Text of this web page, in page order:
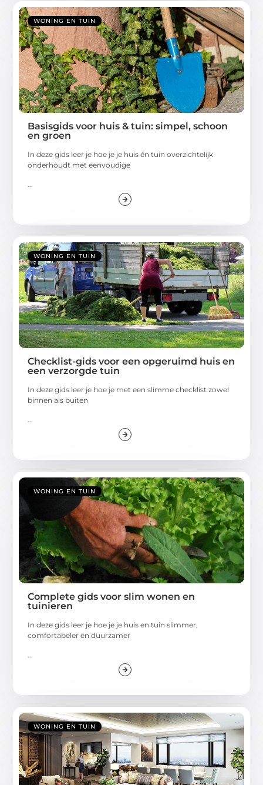
WONING EN TUIN
Basisgids voor huis & tuin: simpel, schoon
en groen
In deze gids leer je hoe je je huis én tuin overzichtelijk
onderhoudt met eenvoudige
WONING EN TUIN
Checklist-gids voor een opgeruimd huis en
een verzorgde tuin
In deze gids leer je hoe je met een slimme checklist zowel
binnen als buiten
WONING EN TUIN
Complete gids voor slim wonen en
tuinieren
In deze gids leer je hoe je je huis en tuin slimmer,
comfortabeler en duurzamer
WONING EN TUIN